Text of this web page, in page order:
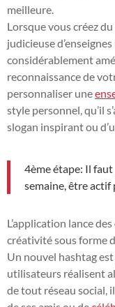
meilleure.
Lorsque vous créez
judicieuse
considérablement
reconnaissance de
personnaliser une
style personnel, qu’il
slogan inspirant ou
4ème étape: Il
semaine, être
L’application lance
créativité sous forme
Un nouvel hashtag
utilisateurs réalisent
de tout réseau social,